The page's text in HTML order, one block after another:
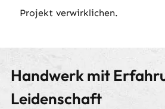
Projekt verwirklichen.
Handwerk mit
Leidenschaft